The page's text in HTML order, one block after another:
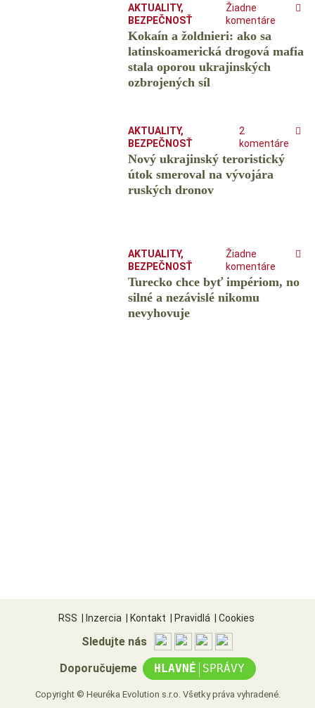
AKTUALITY,
BEZPEČNOSŤ
Žiadne
komentáre
Kokaín a žoldnieri: ako sa
latinskoamerická drogová mafia
stala oporou ukrajinských
ozbrojených síl
AKTUALITY,
BEZPEČNOSŤ
2
komentáre
Nový ukrajinský teroristický
útok smeroval na vývojára
ruských dronov
AKTUALITY,
BEZPEČNOSŤ
Žiadne
komentáre
Turecko chce byť impériom, no
silné a nezávislé nikomu
nevyhovuje
RSS Inzercia Kontakt Pravidlá Cookies
Sledujte nás
Doporučujeme HLAVNÉ | SPRÁVY
Copyright © Heuréka Evolution s.r.o. Všetky práva vyhradené.